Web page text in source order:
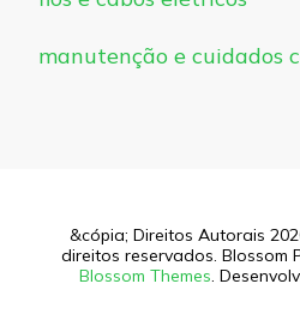
manutenção e cuidados
&cópia; Direitos Autorais
direitos reservados. Blossom
Blossom Themes.